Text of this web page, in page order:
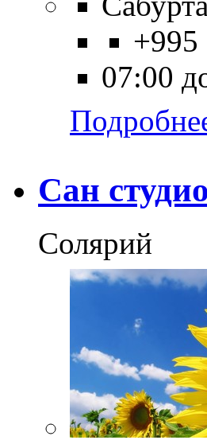
+995
07:00
Сан студио
Солярий